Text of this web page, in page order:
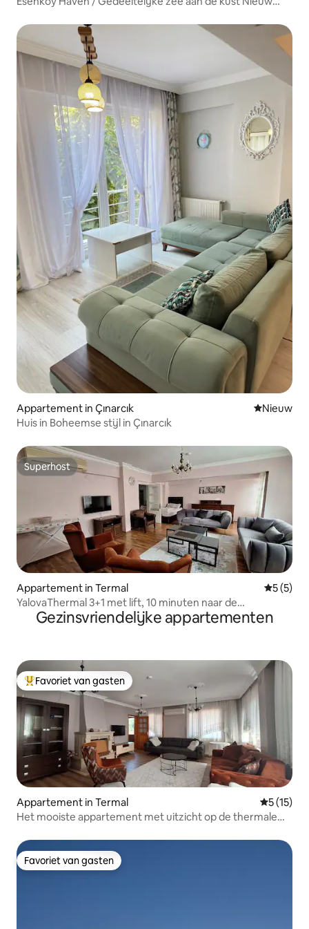
Appartement in Çınarcık Nieuwe
Nieuw
Huis in Boheemse stijl in Çınarcık
Superhost
Superhost
Appartement in Termal
5 (5)
YalovaThermal 3+1 met lift, 10 minuten naar de
warmwaterbronnen
Gezinsvriendelijke appartementen
Topfavoriet van gasten
Favoriet van gasten
Appartement in Termal
5 (15)
Het mooiste appartement met uitzicht op de thermale
Favoriet van gasten
Favoriet van gasten